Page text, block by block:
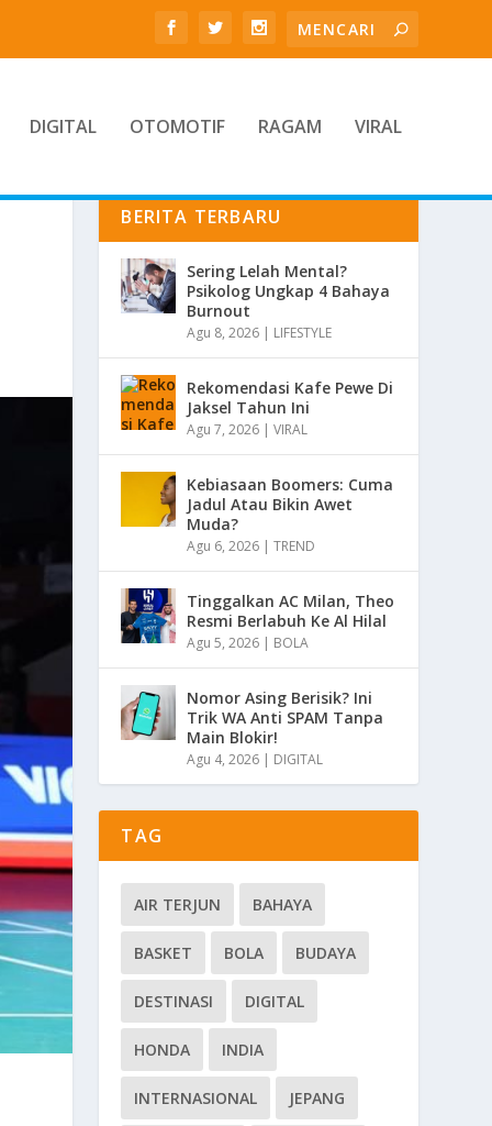
DIGITAL OTOMOTIF RAGAM VIRAL
BERITA TERBARU
Sering Lelah Mental?
Psikolog Ungkap 4 Bahaya
Burnout
Agu 8, 2026 | LIFESTYLE
Rekomendasi Kafe Pewe Di
Jaksel Tahun Ini
Agu 7, 2026 |VIRAL
Kebiasaan Boomers: Cuma
Jadul Atau Bikin Awet
Muda?
Agu 6, 2026 |TREND
Tinggalkan AC Milan, Theo
Resmi Berlabuh Ke Al Hilal
Agu 5, 2026 | BOLA
Nomor Asing Berisik? Ini
Trik WA Anti SPAM Tanpa
Main Blokir!
Agu 4, 2026 | DIGITAL
TAG
AIR TERJUN BAHAYA
BASKET BOLA BUDAYA
DESTINASI DIGITAL
HONDA INDIA
INTERNASIONAL JEPANG